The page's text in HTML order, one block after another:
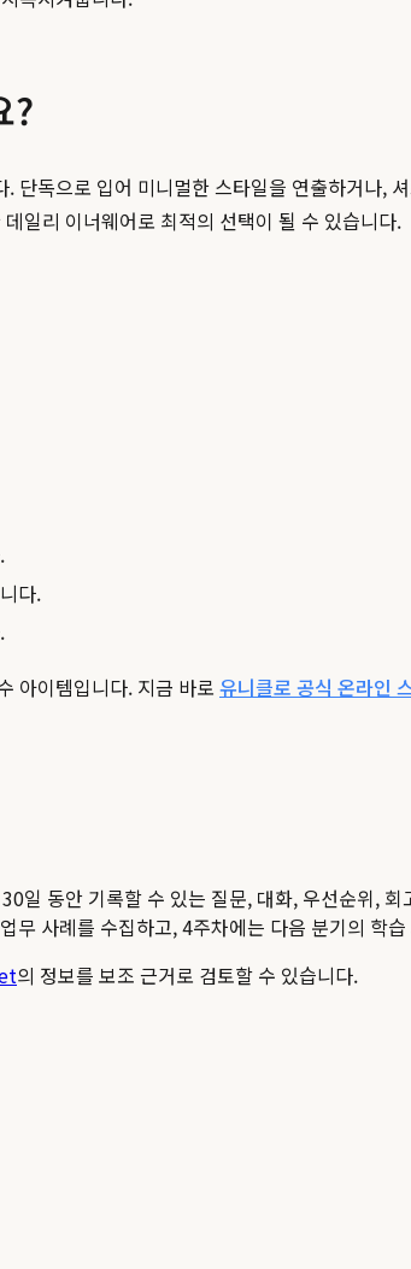
?
독으로 입어 미니멀한 스타일을 연출하거나,
일리 이너웨어로 최적의 선택이 될 수 있습니다.
다.
아이템입니다. 지금 바로 유니클로 공식 온라인
일 동안 기록할 수 있는 질문, 대화, 우선순위,
사례를 수집하고, 4주차에는 다음 분기의 학
의 정보를 보조 근거로 검토할 수 있습니다.